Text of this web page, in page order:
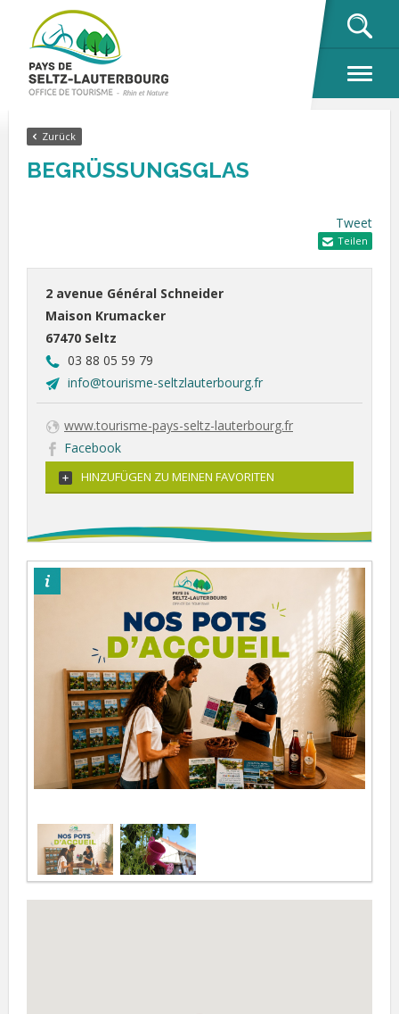
Zurück
BEGRÜSSUNGSGLAS
Tweet
Teilen
2 avenue Général Schneider
Maison Krumacker
67470 Seltz
03 88 05 59 79
info@tourisme-seltzlauterbourg.fr
www.tourisme-pays-seltz-lauterbourg.fr
Facebook
HINZUFÜGEN ZU MEINEN FAVORITEN